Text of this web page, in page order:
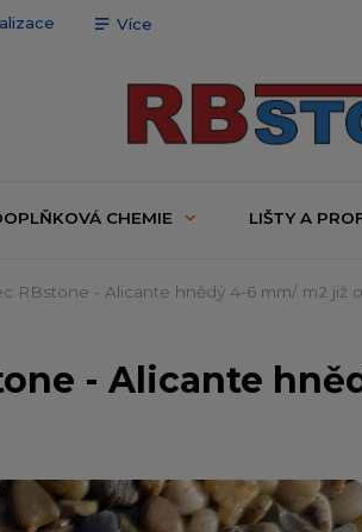
Více
CHEMIE LIŠTY A
RBstone - Alicante hnědý 4-6 mm/ m2 již
- Alicante